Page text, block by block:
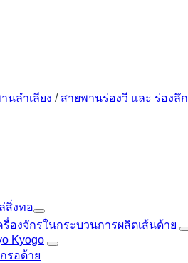
นลำเลียง / สายพานร่องวี และ ร่องลึก
สิ่งทอ
องจักรในกระบวนการผลิตเส้นด้าย
Kyogo
รอด้าย